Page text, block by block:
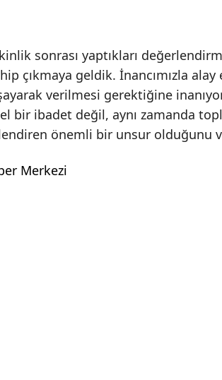
sonrası yaptıkları
çıkmaya geldik. İnancımızla
verilmesi gerektiğine
bir ibadet değil, aynı zamanda
önemli bir unsur olduğunu
Merkezi